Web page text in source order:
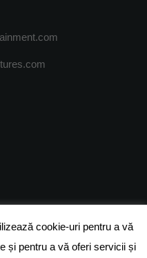
All rights reserved.
cookie-uri pentru a vă
și pentru a vă oferi servicii și